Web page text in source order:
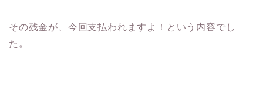
その残金が、今回支払われますよ！という内容でし
た。